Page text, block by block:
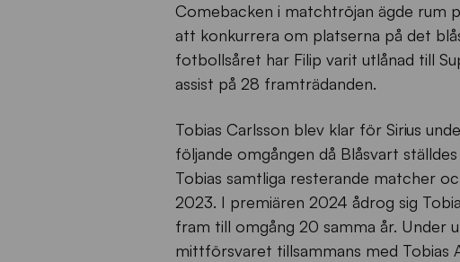
Comebacken i matchtröjan ägde rum
att konkurrera om platserna på det
fotbollsåret har Filip varit utlånad till
assist på 28 framträdanden.
Tobias Carlsson blev klar för Sirius
följande omgången då Blåsvart
Tobias samtliga resterande matcher
2023. I premiären 2024 ådrog sig
fram till omgång 20 samma år. Under
mittförsvaret tillsammans med Tobias